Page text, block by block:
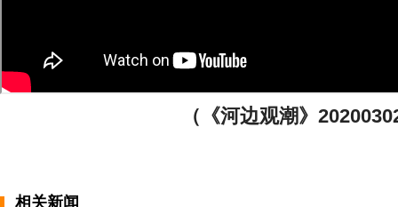
（《河边观潮》
相关新闻